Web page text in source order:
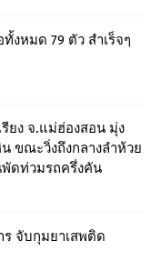
งหมด 79 ตัว สำเร็จๆ
ยง จ.แม่ฮ่องสอน มุ่ง
ขณะวิ่งถึงกลางลำห้วย
ดท่วมรถครึ่งคัน
จับกุมยาเสพติด